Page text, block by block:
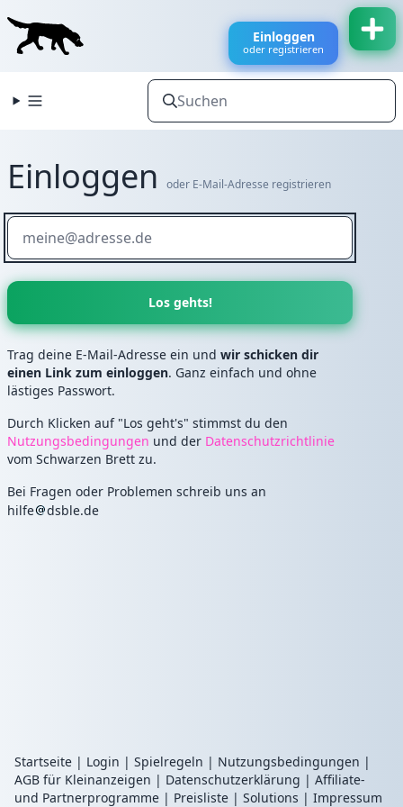
Einloggen
oder registrieren
Einloggen oder E-Mail-Adresse registrieren
Trag deine E-Mail-Adresse ein und wir schicken dir
einen Link zum einloggen. Ganz einfach und ohne
lästiges Passwort.
Durch Klicken auf "Los geht's" stimmst du den
Nutzungsbedingungen und der Datenschutzrichtlinie
vom Schwarzen Brett zu.
Bei Fragen oder Problemen schreib uns an
hilfe
dsble.de
Startseite | Login | Spielregeln | Nutzungsbedingungen |
AGB für Kleinanzeigen | Datenschutzerklärung | Affiliate-
und Partnerprogramme | Preisliste | Solutions | Impressum